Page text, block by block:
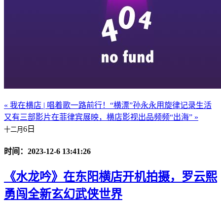
« 我在横店 | 唱着歌一路前行！“横漂”孙永永用旋律记录生活
又有三部影片在菲律宾展映，横店影视出品频频“出海” »
十二月 6日
时间：2023-12-6 13:41:26
《水龙吟》在东阳横店开机拍摄，罗云熙
勇闯全新玄幻武侠世界